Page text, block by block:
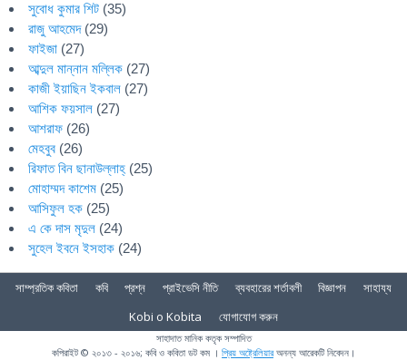
সুবোধ কুমার শিট (35)
রাজু আহমেদ(29)
ফাইজা (27)
আব্দুল মান্নান মল্লিক (27)
কাজী ইয়াছিন ইকবাল (27)
আশিক ফয়সাল (27)
আশরাফ (26)
মেহবুব (26)
রিফাত বিন ছানাউল্লাহ্ (25)
মোহাম্মদ কাশেম (25)
আসিফুল হক (25)
এ কে দাস মৃদুল (24)
সুহেল ইবনে ইসহাক (24)
সাম্প্রতিক কবিতা কবি প্রশ্ন প্রাইভেসি নীতি ব্যবহারের শর্তাবলী বিজ্ঞাপন
সাহায্য
Kobi o Kobita
যোগাযোগ করুন
সাহাদাত মানিক কতৃক সম্পাদিত
কপিরাইট © ২০১৩ - ২০১৬; কবি ও কবিতা ডট কম । প্রিয় অষ্ট্রেলিয়ারঅনন্য আরেকটি নিবেদন।